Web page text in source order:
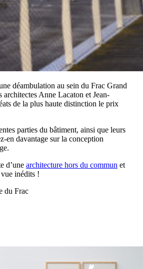
déambulation au sein du Frac Grand
architectes Anne Lacaton et Jean-
de la plus haute distinction le prix
parties du bâtiment, ainsi que leurs
en davantage sur la conception
d’une architecture hors du commun et
inédits !
du Frac